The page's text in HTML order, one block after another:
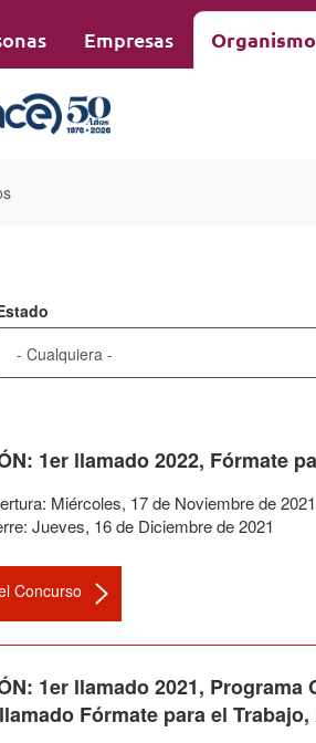
Empresas
1er llamado 2022, Fórmate
Miércoles, 17de Noviembrede2021
Jueves, 16de Diciembrede2021
Concurso
1er llamado 2021,
Fórmate para el Trabajo,